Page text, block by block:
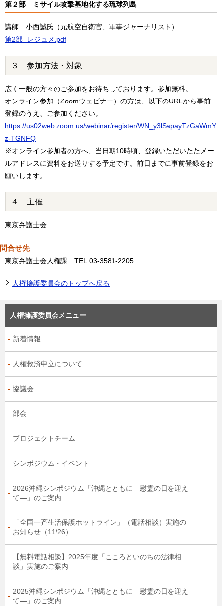
第２部 ミサイル攻撃基地化する琉球列島
講師 小西誠氏（元航空自衛官、軍事ジャーナリスト）
第2部_レジュメ.pdf
３ 参加方法・対象
広く一般の方々のご参加をお待ちしております。参加無料。
オンライン参加（Zoomウェビナー）の方は、
以下のURLから事前
登録のうえ、ご参加ください。
https://us02web.zoom.us/webinar/register/WN_y3lSapayTzGaWmY
z-TGNFQ
※オンライン参加者の方へ、当日朝10時頃、登録いただいたたメー
ルアドレスに資料をお送りする予定です。前日までに事前登録をお
願いします。
４ 主催
東京弁護士会
問合せ先
東京弁護士会人権課 TEL:03-3581-2205
人権擁護委員会のトップへ戻る
人権擁護委員会メニュー
新着情報
人権救済申立について
協議会
部会
プロジェクトチーム
シンポジウム・イベント
2026沖縄シンポジウム「沖縄とともに―慰霊の日を迎え
て―」のご案内
「全国一斉生活保護ホットライン」（電話相談）実施の
お知らせ（11/26）
【無料電話相談】2025年度「こころといのちの法律相
談」実施のご案内
2025沖縄シンポジウム「沖縄とともに―慰霊の日を迎え
て―」のご案内